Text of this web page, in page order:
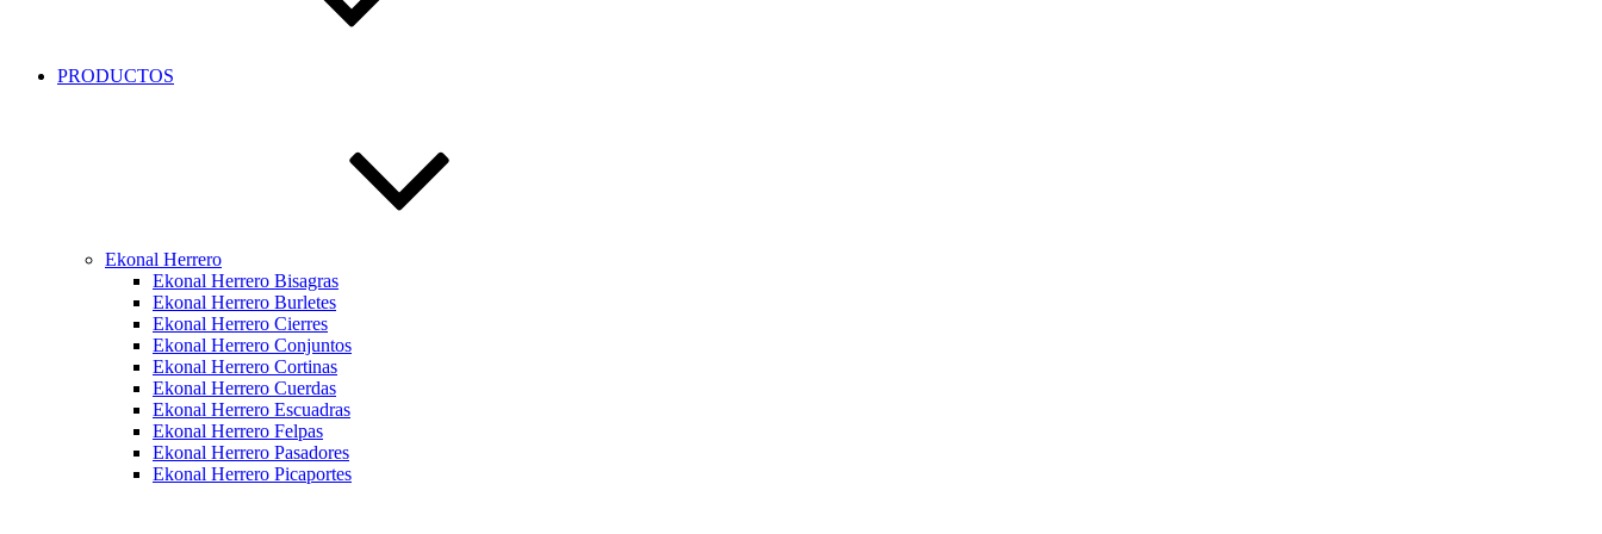
PRODUCTOS
Ekonal Herrero
Ekonal Herrero Bisagras
Ekonal Herrero Burletes
Ekonal Herrero Cierres
Ekonal Herrero Conjuntos
Ekonal Herrero Cortinas
Ekonal Herrero Cuerdas
Ekonal Herrero Escuadras
Ekonal Herrero Felpas
Ekonal Herrero Pasadores
Ekonal Herrero Picaportes